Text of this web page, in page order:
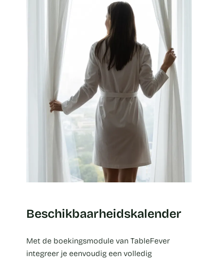
Beschikbaarheidskalender
Met de boekingsmodule van TableFever
integreer je eenvoudig een volledig